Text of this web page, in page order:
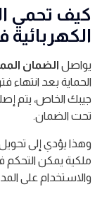
كيف تحمي
يواصل الضمان
الحماية بعد
جيبك الخاص، يتم
تحت الضمان.
وهذا يؤدي إلى
ملكية يمكن التحكم
والاستخدام على